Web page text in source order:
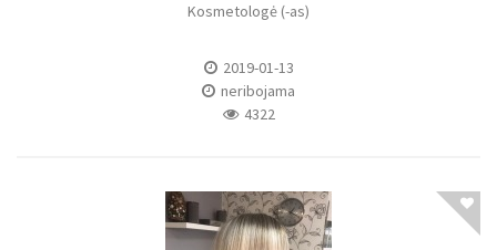
Kosmetologė (-as)
2019-01-13
neribojama
4322